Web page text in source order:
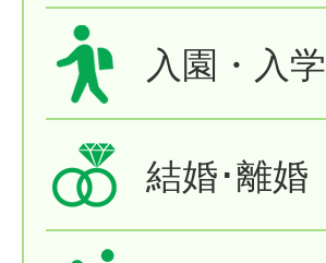
入園・入学
結婚･離婚